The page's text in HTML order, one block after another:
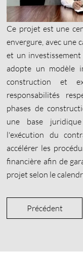
Ce projet est une
envergure, avec une
et un
adopte un modèle
construction et
responsabilités
phases de
une base
l'exécution du
accélérer les
financière afin de
projet selon le
Précédent